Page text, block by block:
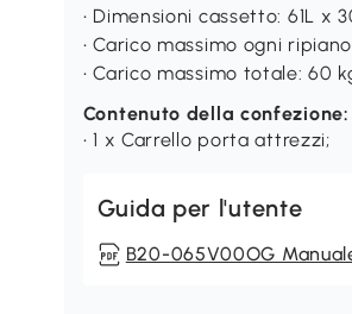
• Dimensioni cassetto: 61L x
• Carico massimo ogni
• Carico massimo totale: 60
Contenuto della confezione:
• 1 x Carrello porta attrezzi;
Guida per l'utente
B20-065V00OG